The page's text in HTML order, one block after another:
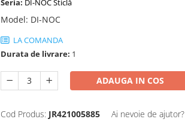
Seria: DI-NOC Sticlă
Model: DI-NOC
LA COMANDA
Durata de livrare: 1
ADAUGA IN COS
Cod Produs: JR421005885 Ai nevoie de ajutor?